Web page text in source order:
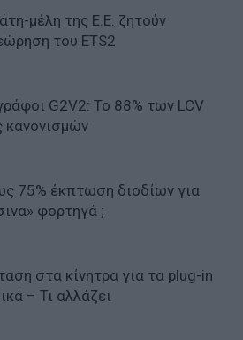
μέλη της Ε.Ε. ζητούν
του ETS2
G2V2: Το 88% των LCV
κανονισμών
75% έκπτωση διοδίων για
φορτηγά ;
στα κίνητρα για τα plug-in
– Τι αλλάζει